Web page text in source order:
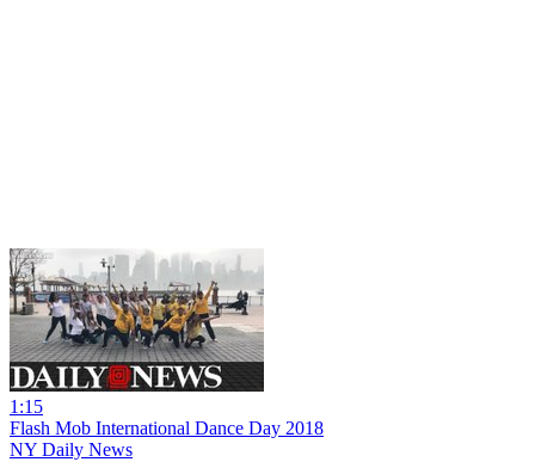
1:15
Flash Mob International Dance Day 2018
NY Daily News